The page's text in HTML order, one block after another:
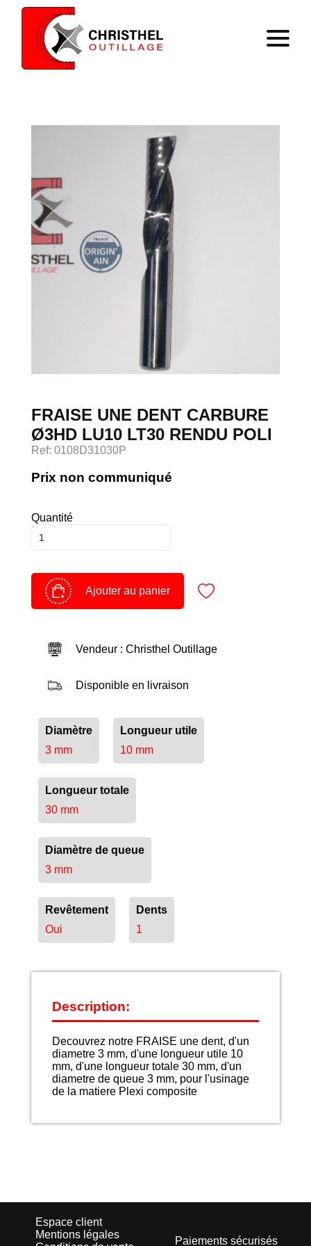
Savoir faire
Catalogue
Contact
Panier
Devenir client
FRAISE UNE DENT CARBURE
Ø3HD LU10 LT30 RENDU POLI
Ref: 0108D31030P
Prix non communiqué
Quantité
Ajouter au panier
Vendeur : Christhel Outillage
Disponible en livraison
Diamètre
3 mm
Longueur utile
10 mm
Longueur totale
30 mm
Diamètre de queue
3 mm
Revêtement
Oui
Dents
1
Description:
Decouvrez notre FRAISE une dent, d'un
diametre 3 mm, d'une longueur utile 10
mm, d'une longueur totale 30 mm, d'un
diametre de queue 3 mm, pour l'usinage
de la matiere Plexi composite
Espace client
Mentions légales
Paiements sécurisés